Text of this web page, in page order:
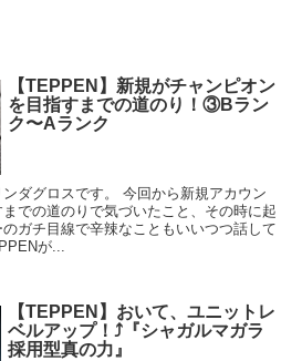
【TEPPEN】新規がチャンピオン
を目指すまでの道のり！③Bラン
ク〜Aランク
ダグロスです。 今回から新規アカウン
での道のりで気づいたこと、その時に起
ガチ目線で辛辣なこともいいつつ話して
が...
【TEPPEN】おいて、ユニットレ
ベルアップ！⤴️『シャガルマガラ
採用型真の力』